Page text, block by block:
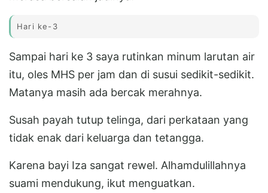
Hari ke-3
Sampai hari ke 3 saya rutinkan minum larutan air
itu, oles MHS per jam dan di susui sedikit-sedikit.
Matanya masih ada bercak merahnya.
Susah payah tutup telinga, dari perkataan yang
tidak enak dari keluarga dan tetangga.
Karena bayi Iza sangat rewel. Alhamdulillahnya
suami mendukung, ikut menguatkan.